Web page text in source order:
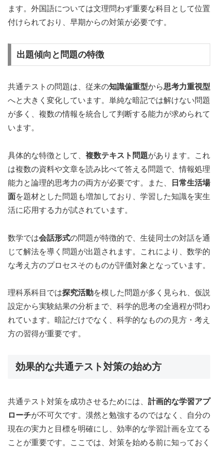
ます。外国語については文理問わず重要な科目として位置
付けられており、早期からの対策が必要です。
出題傾向と問題の特徴
共通テストの問題は、従来の知識偏重型から思考力重視型
へと大きく変化しています。単純な暗記では解けない問題
が多く、複数の情報を統合して判断する能力が求められて
います。
具体的な特徴として、 複数テキスト問題があります。これ
は複数の資料や文章を読み比べて答える問題で、情報処理
能力と論理的思考力の両方が必要です。また、
日常生活場
面を題材とした問題も増加しており、学習した知識を実生
活に応用する力が試されています。
数学では会話形式の問題が特徴的で、生徒同士の対話を通
じて解法を導く問題が出題されます。これにより、数学的
な考え方のプロセスそのものが評価対象となっています。
理科系科目では探究活動を模した問題が多く見られ、仮説
設定から実験結果の分析まで、科学的思考の全過程が問わ
れています。暗記だけでなく、科学的なものの見方・考え
方の習得が重要です。
効果的な共通テスト対策の始め方
共通テスト対策を成功させるためには、 計画的な学習アプ
ローチが不可欠です。漠然と勉強するのではなく、自分の
現在の実力と目標を明確にし、効率的な学習計画を立てる
ことが重要です。ここでは、対策を始める前に知っておく